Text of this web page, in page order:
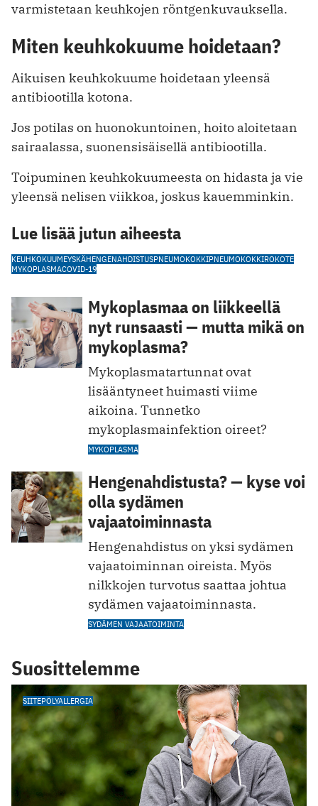
varmistetaan keuhkojen röntgenkuvauksella.
Miten keuhkokuume hoidetaan?
Aikuisen keuhkokuume hoidetaan yleensä
antibiootilla kotona.
Jos potilas on huonokuntoinen, hoito aloitetaan
sairaalassa, suonensisäisellä antibiootilla.
Toipuminen keuhkokuumeesta on hidasta ja vie
yleensä nelisen viikkoa, joskus kauemminkin.
Lue lisää jutun aiheesta
KEUHKOKUUMEYSKÄHENGENAHDISTUSPNEUMOKOKKIPNEUMOKOKKIROKOTE
MYKOPLASMACOVID-19
Mykoplasmaa on liikkeellä
nyt runsaasti — mutta mikä on
mykoplasma?
Mykoplasmatartunnat ovat
lisääntyneet huimasti viime
aikoina. Tunnetko
mykoplasmainfektion oireet?
MYKOPLASMA
Hengenahdistusta? — kyse voi
olla sydämen
vajaatoiminnasta
Hengenahdistus on yksi sydämen
vajaatoiminnan oireista. Myös
nilkkojen turvotus saattaa johtua
sydämen vajaatoiminnasta.
SYDÄMEN VAJAATOIMINTA
Suosittelemme
SIITEPÖLYALLERGIA